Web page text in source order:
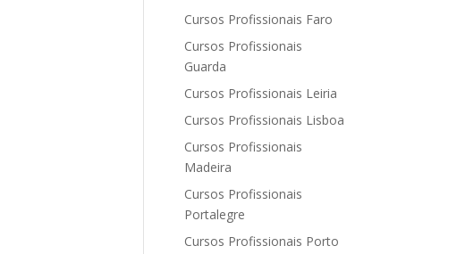
Cursos Profissionais Faro
Cursos Profissionais
Guarda
Cursos Profissionais Leiria
Cursos Profissionais Lisboa
Cursos Profissionais
Madeira
Cursos Profissionais
Portalegre
Cursos Profissionais Porto